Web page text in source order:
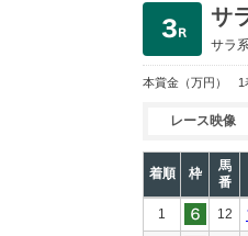
サ
サラ
本賞金 （万円） 1
レース映像
着順 枠
馬
番
1 12